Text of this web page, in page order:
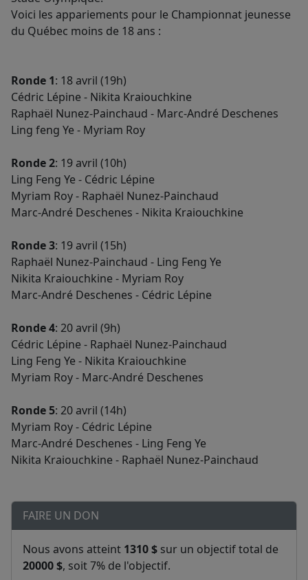
Voici les appariements pour le Championnat jeunesse
du Québec moins de 18 ans :
Ronde 1: 18 avril (19h)
Cédric Lépine - Nikita Kraiouchkine
Raphaël Nunez-Painchaud - Marc-André Deschenes
Ling feng Ye - Myriam Roy
Ronde 2: 19 avril (10h)
Ling Feng Ye - Cédric Lépine
Myriam Roy - Raphaël Nunez-Painchaud
Marc-André Deschenes - Nikita Kraiouchkine
Ronde 3: 19 avril (15h)
Raphaël Nunez-Painchaud - Ling Feng Ye
Nikita Kraiouchkine - Myriam Roy
Marc-André Deschenes - Cédric Lépine
Ronde 4: 20 avril (9h)
Cédric Lépine - Raphaël Nunez-Painchaud
Ling Feng Ye - Nikita Kraiouchkine
Myriam Roy - Marc-André Deschenes
Ronde 5: 20 avril (14h)
Myriam Roy - Cédric Lépine
Marc-André Deschenes - Ling Feng Ye
Nikita Kraiouchkine - Raphaël Nunez-Painchaud
FAIRE UN DON
Nous avons atteint 1310 $ sur un objectif total de
20000 $, soit 7% de l'objectif.